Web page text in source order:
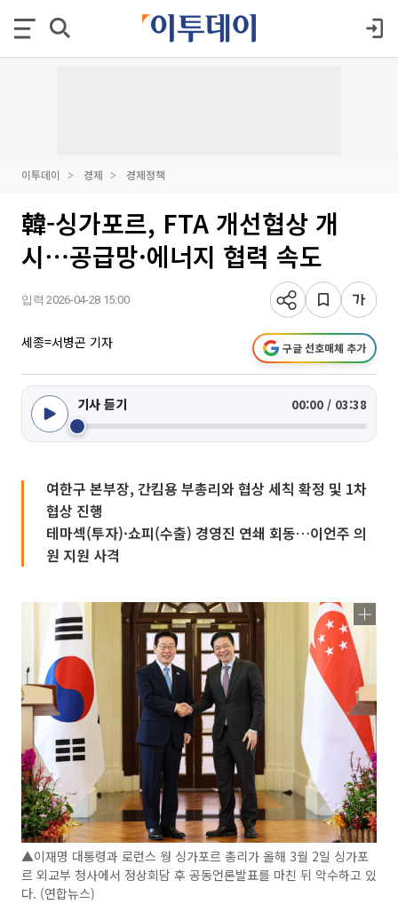
이투데이 경제 경제정책
韓-싱가포르, FTA 개선협상 개
시⋯공급망·에너지 협력 속도
입력 2026-04-28 15:00
세종=서병곤 기자 구글 선호매체 추가
기사 듣기 00:00 / 03:38
여한구 본부장, 간킴용 부총리와 협상 세칙 확정 및 1차
협상 진행
테마섹(투자)·쇼피(수출) 경영진 연쇄 회동…이언주 의
원 지원 사격
▲이재명 대통령과 로런스 웡 싱가포르 총리가 올해 3월 2일 싱가포
르 외교부 청사에서 정상회담 후 공동언론발표를 마친 뒤 악수하고 있
다. (연합뉴스)